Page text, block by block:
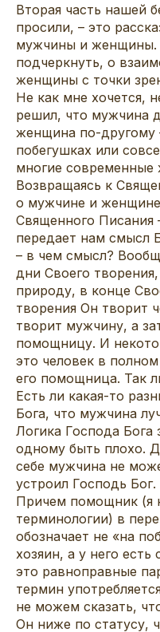
Вторая часть нашей
просили, – это
мужчины и женщины.
подчеркнуть, о
женщины с точки
Не как мне хочется,
решил, что мужчина
женщина по-другому
побегушках или
многие
Возвращаясь к
о мужчине и женщине
Священного Писания
передает нам смысл
– в чем смысл?
дни Своего
природу, в конце
творения Он творит
творит мужчину, а
помощницу. И
это человек в
его помощница. Так
Есть ли какая-то
Бога, что мужчина
Логика Господа
одному быть плохо.
себе мужчина не
устроил Господь
Причем помощник (я
терминологии) в
обозначает не «на
хозяин, а у него есть
это равноправные
термин
не можем сказать,
Он ниже по статусу,